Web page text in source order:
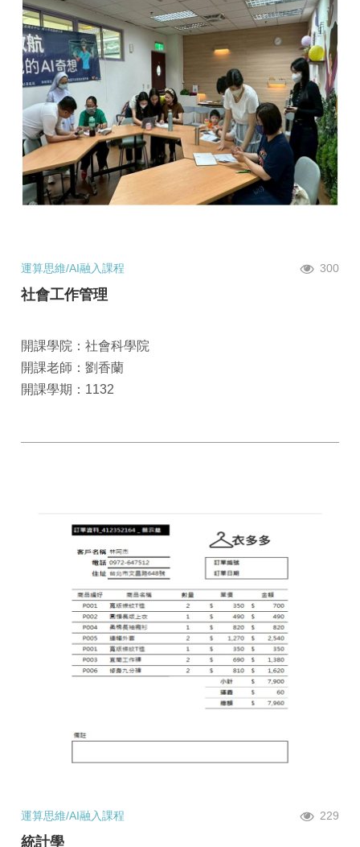
運算思維/AI融入課程 300
社會工作管理
開課學院：社會科學院
開課老師：劉香蘭
開課學期：1132
運算思維/AI融入課程 229
統計學